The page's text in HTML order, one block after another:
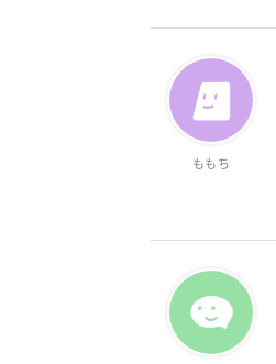
ももち